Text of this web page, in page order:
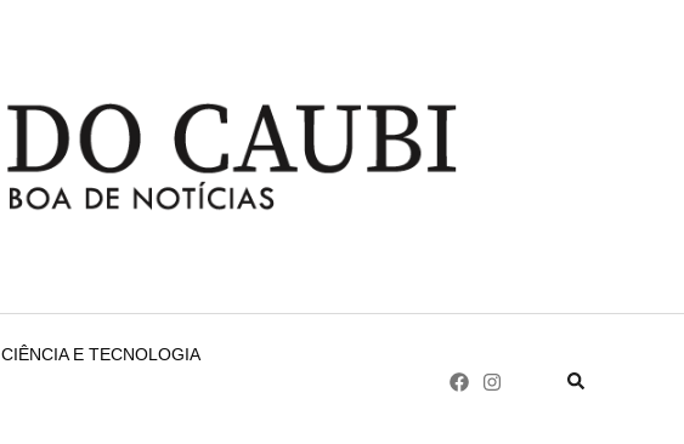
CIÊNCIA E TECNOLOGIA